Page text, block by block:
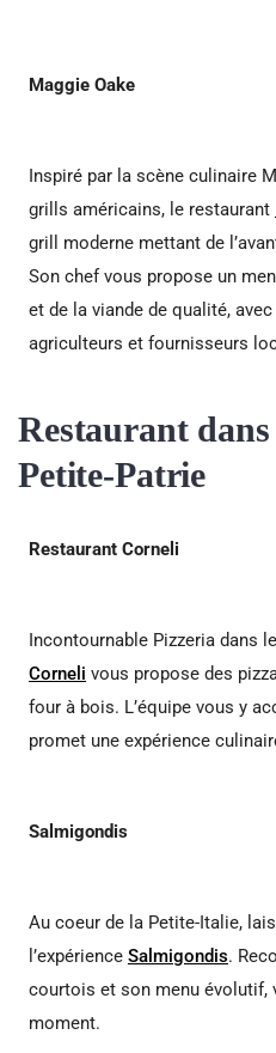
Maggie Oake
Inspiré par la scène culinaire
grills américains, le restaurant
grill moderne mettant de
Son chef vous propose un
et de la viande de qualité,
agriculteurs et fournisseurs
Restaurant
Petite-Patrie
Restaurant Corneli
Incontournable Pizzeria dans
Corneli vous propose des
four à bois. L’équipe vous y
promet une expérience
Salmigondis
Au coeur de la Petite-Italie,
l’expérience Salmigondis.
courtois et son menu évolutif,
moment.